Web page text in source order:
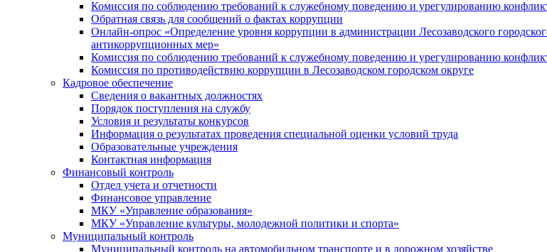
Комиссия по соблюдению требований к служебному поведению и урегулированию
Обратная связь для сообщений о фактах коррупции
Онлайн-опрос «Определение уровня коррупции в администрации Лесозаводского
антикоррупционных мер»
Комиссия по соблюдению требований к служебному поведению и урегулированию
Комиссия по противодействию коррупции в Лесозаводском городском округе
Кадровое обеспечение
Сведения о вакантных должностях
Порядок поступления на службу
Условия и результаты конкурсов
Информация о результатах проведения специальной оценки условий труда
Образовательные учреждения
Контактная информация
Финансовый контроль
Отдел учета и отчетности
Финансовое управление
МКУ «Управление образования»
МКУ «Управление культуры, молодежной политики и спорта»
Муниципальный контроль
Муниципальный контроль на автомобильном транспорте и в дорожном хозяйстве